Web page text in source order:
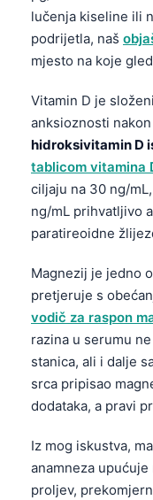
lučenja kiseline ili
podrijetla, naš
mjesto na koje
Vitamin D je
anksioznosti
hidroksivitamin D
tablicom vitamina
ciljaju na 30 ng/
ng/mL prihvatljivo
paratireoidne
Magnezij je jedno
pretjeruje s
vodič za raspon
razina u serumu
stanica, ali i dalje
srca pripisao
dodataka, a pravi
Iz mog iskustva,
anamneza
proljev,